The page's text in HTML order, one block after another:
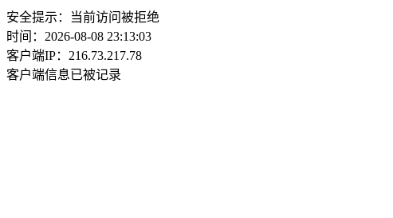
安全提示：当前访问被拒绝
时间：2026-08-08 23:13:03
客户端IP：216.73.217.78
客户端信息已被记录